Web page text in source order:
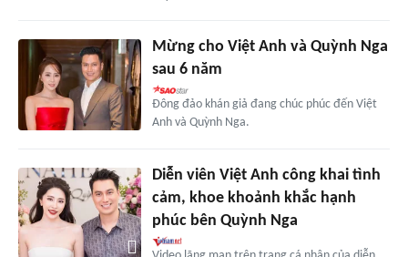
Mừng cho Việt Anh và Quỳnh Nga
sau 6 năm
Đông đảo khán giả đang chúc phúc đến Việt
Anh và Quỳnh Nga.
Diễn viên Việt Anh công khai tình
cảm, khoe khoảnh khắc hạnh
phúc bên Quỳnh Nga